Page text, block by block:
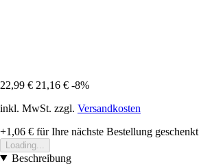
22,99 € 21,16 € -8%
inkl. MwSt. zzgl. Versandkosten
+1,06 € für Ihre nächste Bestellung geschenkt
Loading...
Beschreibung